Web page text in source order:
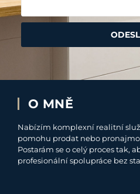
O MNĚ
Nabízím komplexní realitní
pomohu prodat nebo
Postarám se o celý proces tak,
profesionální spolupráce bez